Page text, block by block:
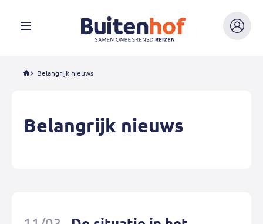
Menu
Mijn
Belangrijk nieuws
Belangrijk nieuws